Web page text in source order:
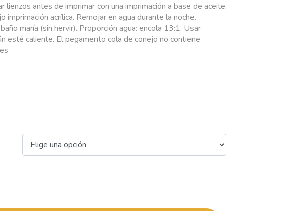
lienzos antes de imprimar con una imprimación a base de aceite.
imprimación acrílica. Remojar en agua durante la noche.
maría (sin hervir). Proporción agua: encola 13:1. Usar
esté caliente. El pegamento cola de conejo no contiene